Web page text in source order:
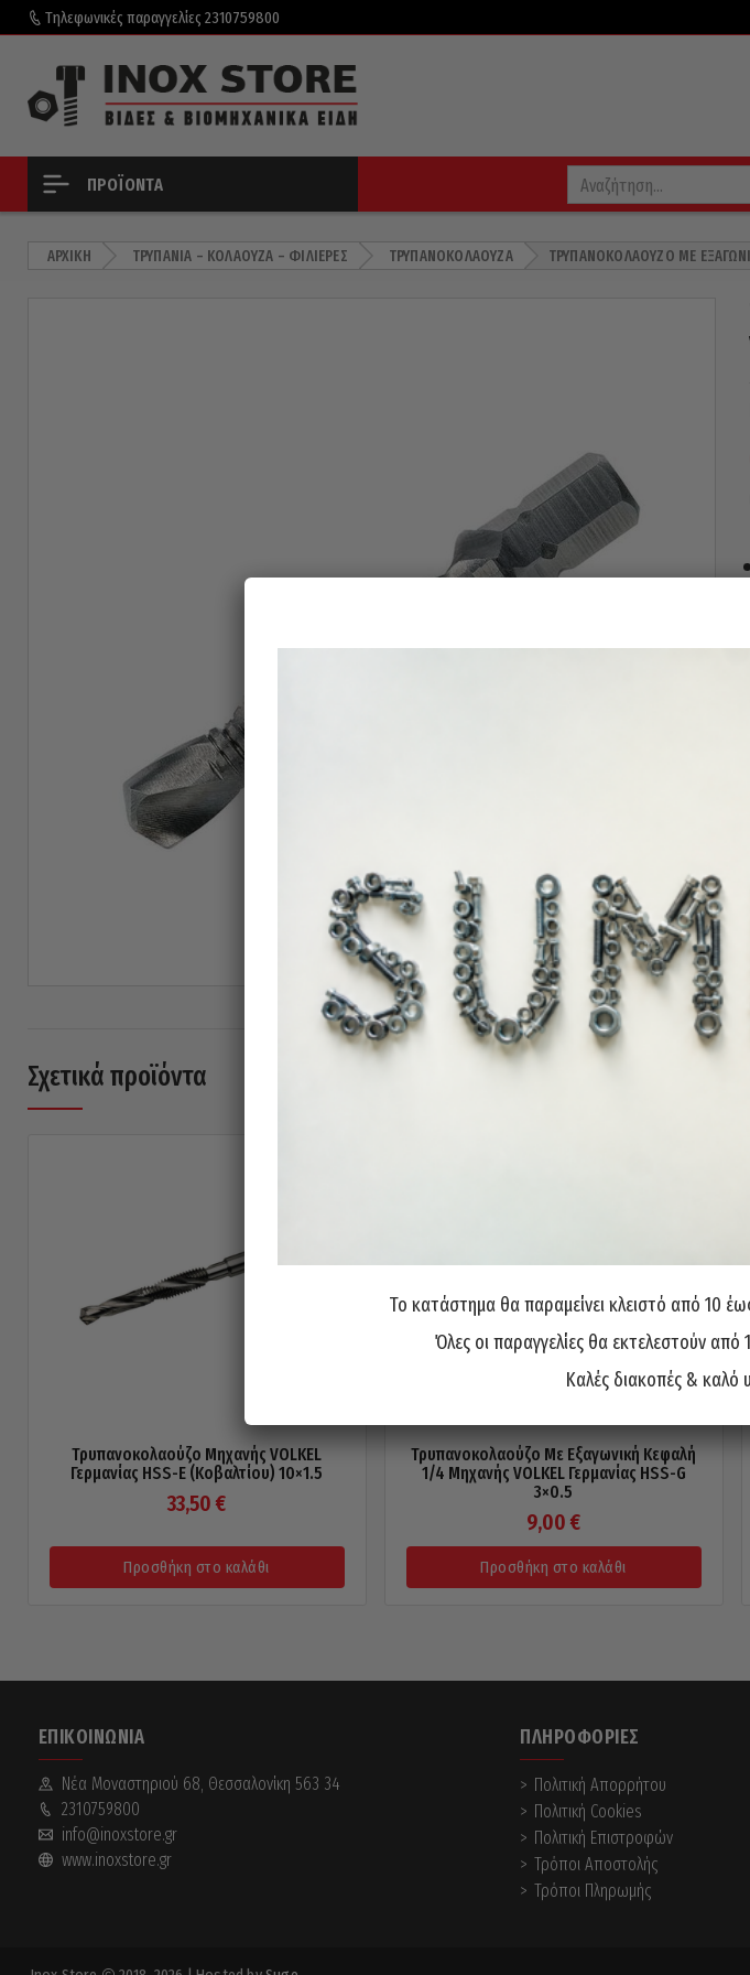
Τηλεφωνικές παραγγελίες 2310759800
ΠΡΟΪΌΝΤΑ
ΑΡΧΙΚΉ ΤΡΥΠΆΝΙΑ – ΚΟΛΑΟΎΖΑ – ΦΙΛΙΈΡΕΣ ΤΡΥΠΑΝΟΚΟΛΑΟΎΖΑ ΤΡΥΠΑΝΟΚΟΛΑΟΎΖΟ ΜΕ
Σχετικά προϊόντα
Τρυπανοκολαούζο Μηχανής VOLKEL
Γερμανίας HSS-E (Κοβαλτίου) 10×1.5
33,50 €
Προσθήκη στο καλάθι
Τρυπανοκολαούζο Με Εξαγωνική Κεφαλή
1/4 Μηχανής VOLKEL Γερμανίας HSS-G
3×0.5
9,00 €
Προσθήκη στο καλάθι
ΕΠΙΚΟΙΝΩΝΊΑ
Νέα Mοναστηριού 68, Θεσσαλονίκη 563 34
2310759800
info@inoxstore.gr
www.inoxstore.gr
ΠΛΗΡΟΦΟΡΊΕΣ
Πολιτική Απορρήτου
Πολιτική Cookies
Πολιτική Επιστροφών
Τρόποι Αποστολής
Τρόποι Πληρωμής
Το κατάστημα θα παραμείνει κλειστό από 10
Όλες οι παραγγελίες θα εκτελεστούν
Καλές διακοπές & καλό